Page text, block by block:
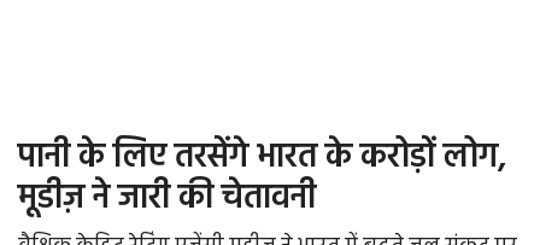
Office Office
Political Gossips
पानी के लिए तरसेंगे भारत के करोड़ों लोग,
मूडीज़ ने जारी की चेतावनी